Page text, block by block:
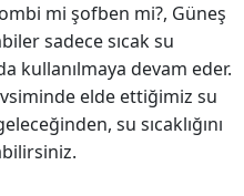
mi şofben mi?, Güneş
sadece sıcak su
kullanılmaya devam eder.
elde ettiğimiz su
su sıcaklığını